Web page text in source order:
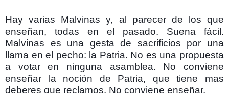
Hay varias Malvinas y, al parecer de los que
enseñan, todas en el pasado. Suena fácil.
Malvinas es una gesta de sacrificios por una
llama en el pecho: la Patria. No es una propuesta
a votar en ninguna asamblea. No conviene
enseñar la noción de Patria, que tiene mas
deberes que reclamos. No conviene enseñar.